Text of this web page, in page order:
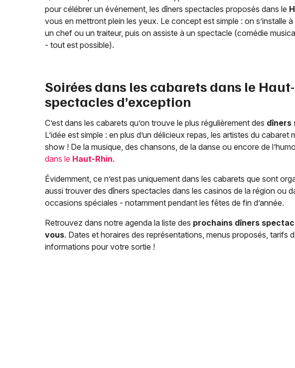
pour célébrer un événement, les dîners spectacles proposés dans le
vous en mettront plein les yeux. Le concept est simple : on s’installe
un chef ou un traiteur, puis on assiste à un spectacle (comédie
- tout est possible).
Soirées dans les cabarets dans le
spectacles d’exception
C’est dans les cabarets qu’on trouve le plus régulièrement des dîners
L’idée est simple : en plus d’un délicieux repas, les artistes du
show ! De la musique, des chansons, de la danse ou encore de
dans le Haut-Rhin.
Évidemment, ce n’est pas uniquement dans les cabarets que sont
aussi trouver des dîners spectacles dans les casinos de la région ou
occasions spéciales - notamment pendant les fêtes de fin d’année.
Retrouvez dans notre agenda la liste des prochains dîners
vous. Dates et horaires des représentations, menus proposés, tarifs
informations pour votre sortie !